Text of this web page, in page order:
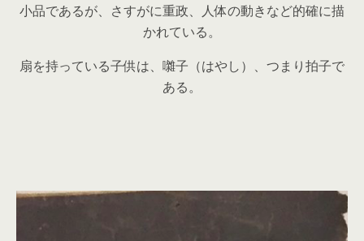
小品であるが、さすがに重政、人体の動きなど的確に描
かれている。
扇を持っている子供は、囃子（はやし）、つまり拍子で
ある。